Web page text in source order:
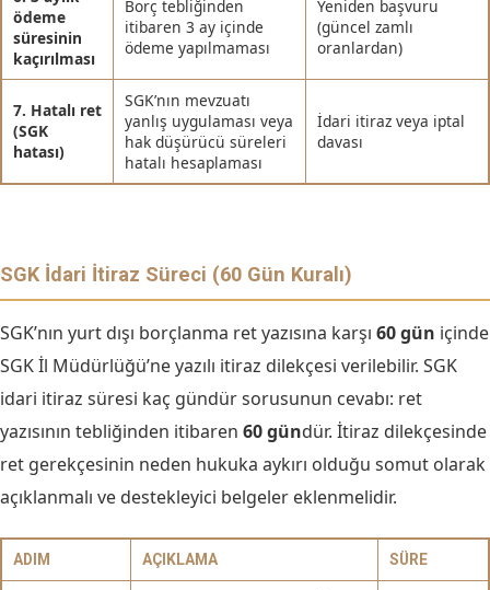
ödeme
süresinin
kaçırılması
Borç tebliğinden
itibaren 3 ay içinde
ödeme yapılmaması
Yeniden başvuru
(güncel zamlı
oranlardan)
7. Hatalı ret
(SGK
hatası)
SGK’nın mevzuatı
yanlış uygulaması veya
hak düşürücü süreleri
hatalı hesaplaması
İdari itiraz veya iptal
davası
SGK İdari İtiraz Süreci (60 Gün Kuralı)
SGK’nın yurt dışı borçlanma ret yazısına karşı 60 gün içinde
SGK İl Müdürlüğü’ne yazılı itiraz dilekçesi verilebilir. SGK
idari itiraz süresi kaç gündür sorusunun cevabı: ret
yazısının tebliğinden itibaren 60 gündür. İtiraz dilekçesinde
ret gerekçesinin neden hukuka aykırı olduğu somut olarak
açıklanmalı ve destekleyici belgeler eklenmelidir.
ADIM AÇIKLAMA SÜRE